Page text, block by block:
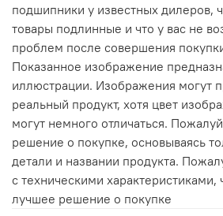
подшипники у известных дилеров,
товары подлинные и что у вас не
проблем после совершения
Показанное изображение
иллюстрации. Изображения могут
реальный продукт, хотя цвет
могут немного отличаться.
решение о покупке, основываясь
детали и названии продукта.
с техническими характеристиками,
лучшее решение о покупке